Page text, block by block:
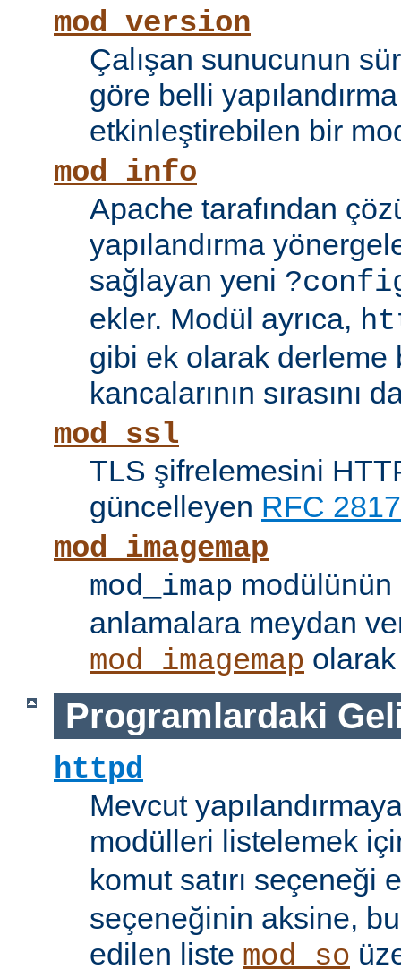
mod_version
Çalışan sunucunun
göre belli yapılandırma
etkinleştirebilen bir
mod_info
Apache tarafından
yapılandırma
sağlayan yeni
ekler. Modül ayrıca,
gibi ek olarak derleme
kancalarının sırasını
mod_ssl
TLS şifrelemesini
güncelleyen RFC 2817
mod_imagemap
mod_imap modülünün
anlamalara meydan
mod_imagemap
Programlardaki
httpd
Mevcut
modülleri listelemek
komut satırı seçeneği
seçeneğinin aksine,
edilen liste mod_so